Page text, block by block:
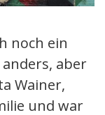
noch ein
aber
Wainer,
und war